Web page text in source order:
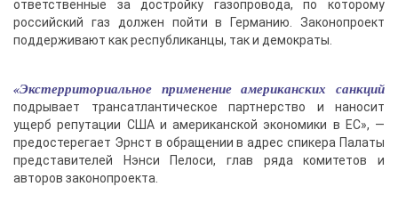
ответственные за достройку газопровода, по которому
российский газ должен пойти в Германию. Законопроект
поддерживают как республиканцы, так и демократы.
«Экстерриториальное применение американских санкций
подрывает трансатлантическое партнерство и наносит
ущерб репутации США и американской экономики в ЕС», —
предостерегает Эрнст в обращении в адрес спикера Палаты
представителей Нэнси Пелоси, глав ряда комитетов и
авторов законопроекта.